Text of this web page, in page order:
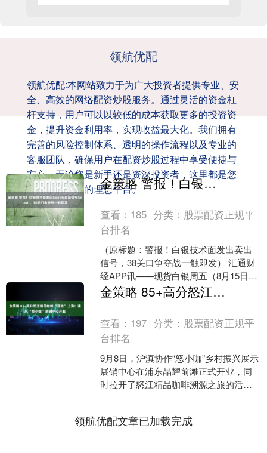
领航优配
领航优配:本网站致力于为广大投资者提供专业、安
全、高效的网络配资炒股服务。通过灵活的资金杠
杆支持，用户可以以较低的成本获取更多的投资资
金，提升资金利用率，实现收益最大化。我们拥有
完善的风险控制体系、透明的操作流程以及专业的
客服团队，确保用户在配资炒股过程中享受便捷与
安心。无论您是新手还是资深投资者，这里都是您
实现财富增值的理想平台。
金策略 警报！白银技术面发出&quot;卖出信号&quot;，38关口争夺战一触即发
查看： 185 分类： 股票配资正规平
台排名
（原标题：警报！白银技术面发出卖出
信号，38关口争夺战一触即发） 汇通财
经APP讯——现货白银周五（8月15日）
亚市盘中吸引逢低买盘介入，止住了前
一日自三周高点....
金策略 85+高分怒江精品咖啡 “登陆” 上海！浦东 “怒小咖” 展销中心开业
查看： 197 分类： 股票配资正规平
台排名
9月8日，沪滇协作“怒小咖”乡村振兴展示
展销中心在浦东晶耀前滩正式开业，同
时拉开了怒江精品咖啡溯源之旅的活动
领航优配文章已加载完成